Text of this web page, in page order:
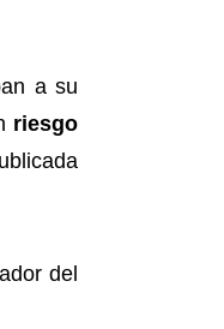
a su
riesgo
del